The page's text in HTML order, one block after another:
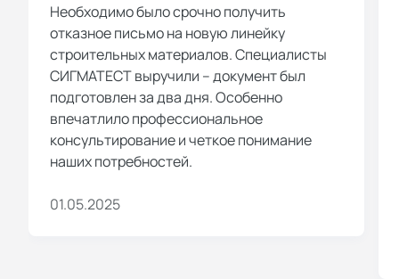
Необходимо было срочно получить
отказное письмо на новую линейку
строительных материалов. Специалисты
СИГМАТЕСТ выручили – документ был
подготовлен за два дня. Особенно
впечатлило профессиональное
консультирование и четкое понимание
наших потребностей.
01.05.2025